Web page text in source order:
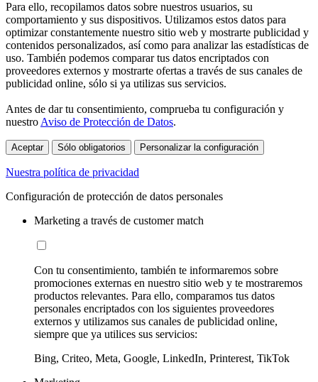
Para ello, recopilamos datos sobre nuestros usuarios, su
comportamiento y sus dispositivos. Utilizamos estos datos para
optimizar constantemente nuestro sitio web y mostrarte publicidad y
contenidos personalizados, así como para analizar las estadísticas de
uso. También podemos comparar tus datos encriptados con
proveedores externos y mostrarte ofertas a través de sus canales de
publicidad online, sólo si ya utilizas sus servicios.
Antes de dar tu consentimiento, comprueba tu configuración y
nuestro Aviso de Protección de Datos.
Aceptar Sólo obligatorios Personalizar la configuración
Nuestra política de privacidad
Configuración de protección de datos personales
Marketing a través de customer match
Con tu consentimiento, también te informaremos sobre
promociones externas en nuestro sitio web y te mostraremos
productos relevantes. Para ello, comparamos tus datos
personales encriptados con los siguientes proveedores
externos y utilizamos sus canales de publicidad online,
siempre que ya utilices sus servicios:
Bing, Criteo, Meta, Google, LinkedIn, Printerest, TikTok